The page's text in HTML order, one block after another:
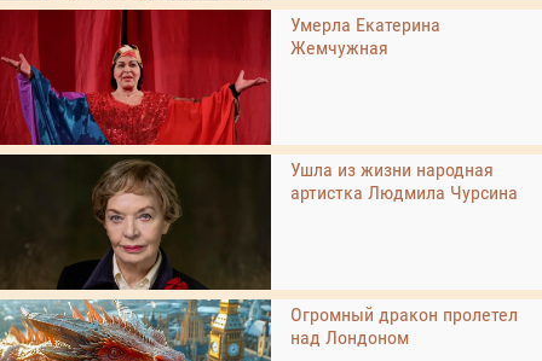
Умерла Екатерина
Жемчужная
Ушла из жизни народная
артистка Людмила Чурсина
Огромный дракон пролетел
над Лондоном